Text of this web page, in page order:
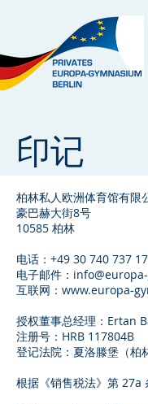
印记
柏林私人欧洲体育馆有限
豪巴赫大街8号
10585 柏林
电话：+49 30 740 737 17
电子邮件：
互联网：www.europa-
授权董事总经理：Ertan
注册号：HRB 117804B
登记法院：夏洛滕堡（柏
根据《销售税法》第 27a